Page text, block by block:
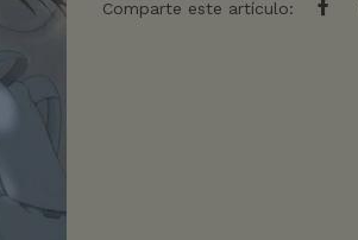
Comparte este artículo: